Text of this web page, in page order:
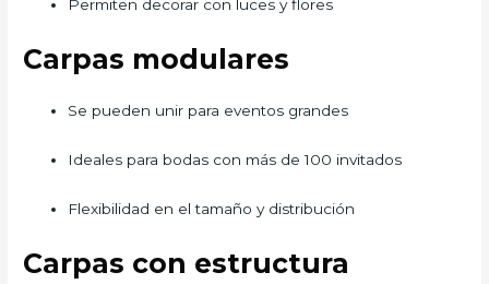
Permiten decorar con luces y flores
Carpas modulares
Se pueden unir para eventos grandes
Ideales para bodas con más de 100 invitados
Flexibilidad en el tamaño y distribución
Carpas con estructura